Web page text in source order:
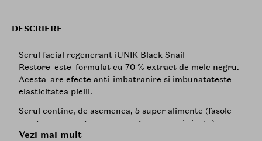
DESCRIERE
Serul facial regenerant iUNIK Black Snail
Restore este formulat cu 70 % extract de melc negru.
Acesta are efecte anti-imbatranire si imbunatateste
elasticitatea pielii.
Serul contine, de asemenea, 5 super alimente (fasole
neagra, orez negru, susan negru, varza si vinete)
pentru beneficii anti-oxidante, extract de
Vezi mai mult